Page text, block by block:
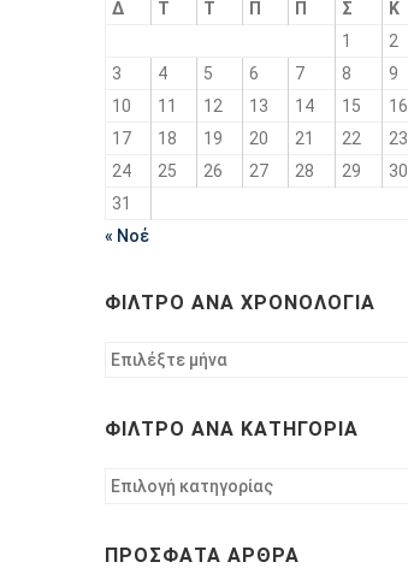
Δ
Τ Τ Π Π Σ
Κ
1
2
3
4 5 6 7 8
9
10
11 12 13 14 15
16
17
18 19 20 21 22
23
24
25 26 27 28 29
30
31
« Νοέ
ΦΊΛΤΡΟ ΑΝΆ ΧΡΟΝΟΛΟΓΊΑ
Φίλτρο
ΦΊΛΤΡΟ ΑΝΆ ΚΑΤΗΓΟΡΊΑ
Φίλτρο
ΠΡΌΣΦΑΤΑ ΆΡΘΡΑ